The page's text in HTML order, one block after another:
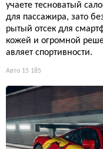
учаете тесноватый
для пассажира, зато
рытый отсек для
кожей и огромной
авляет спортивности.
Авто 15 185